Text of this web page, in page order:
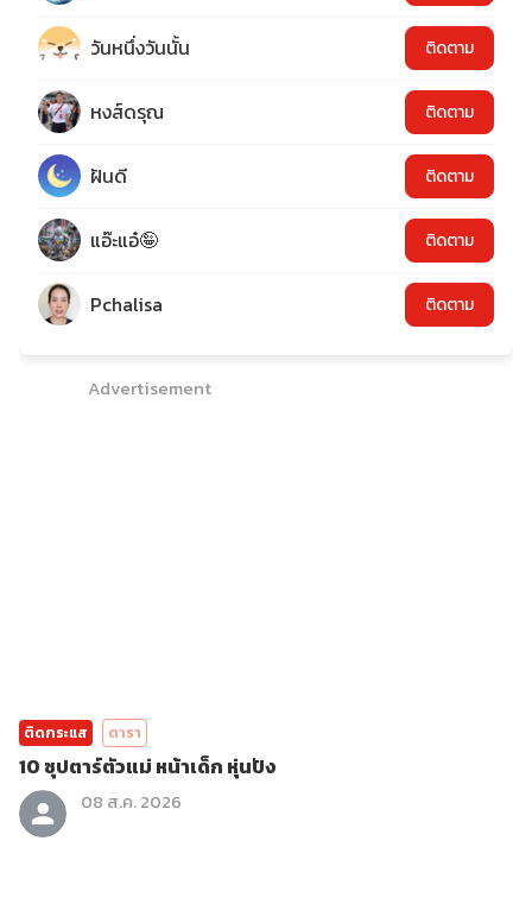
วันหนึ่งวันนั้น ติดตาม
หงส์ดรุณ ติดตาม
ฝันดี ติดตาม
แอ๊ะแอ๋🤪 ติดตาม
Pchalisa ติดตาม
Advertisement
ติดกระแส ดารา
10 ซุปตาร์ตัวแม่ หน้าเด็ก หุ่นปัง
08 ส.ค. 2026